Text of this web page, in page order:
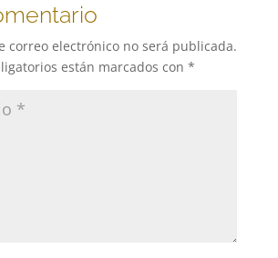
correo electrónico no será publicada.
están marcados con *